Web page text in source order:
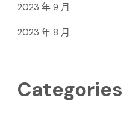
2023 年 9 月
2023 年 8 月
Categories